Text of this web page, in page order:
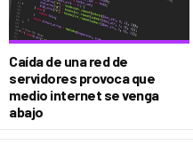
SOCIEDAD
CULTURIZANDO.COM
Caída de una red de
servidores provoca que
medio internet se venga
abajo